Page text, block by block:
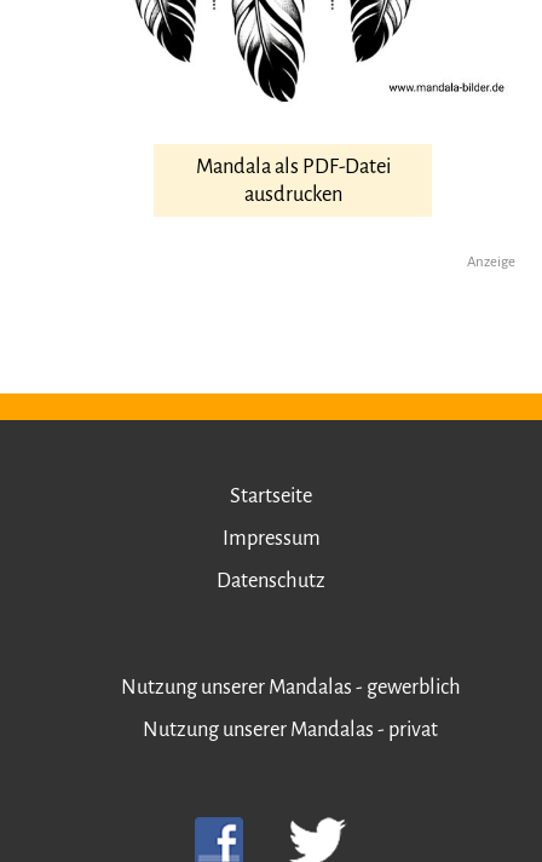
Mandala als PDF-Datei
ausdrucken
Anzeige
Startseite
Impressum
Datenschutz
Nutzung unserer Mandalas - gewerblich
Nutzung unserer Mandalas - privat